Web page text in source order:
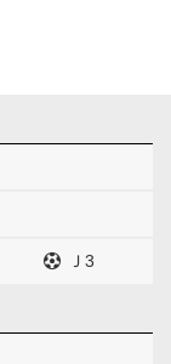
Ｊ3